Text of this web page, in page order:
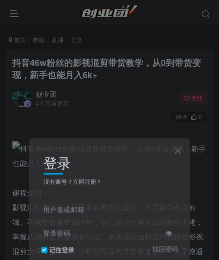
首页 教程 直播 正文
抖音46w粉丝的影视混剪带货教学，从0到带货变
现，新手也能月入6k+
创业团
4个月前更新
关注
6 0
课程介绍：
影视混剪带货根本不需要你有粉丝基础、不需要你会玩剪
辑、不需要你有带货经验，核心是跟对有实战经验的大佬，
掌握从0到1的完整带货玩法。本次课程由抖音46W粉丝影视
混剪大号博主亲授，深耕影视混剪带货赛道多年，亲手跑通
登录
没有账号？立即注册
用户名或邮箱
登录密码
记住登录 找回密码